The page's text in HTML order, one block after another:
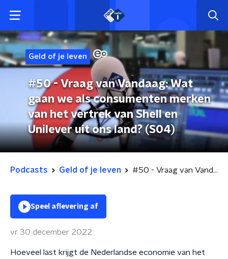
Geld of je leven
#50 - Vraag van Vandaag: Wat
gaan we als consumenten merken
van het vertrek van Shell en
Unilever uit ons land? (S04)
Podcasts Geld of je leven #50 - Vraag van Vandaag: Wat gaan we als consumenten merken van het vertrek van Shell en Unilever uit ons land? (S04)
Speel aflevering af
vr 30 december 2022
Hoeveel last krijgt de Nederlandse economie van het